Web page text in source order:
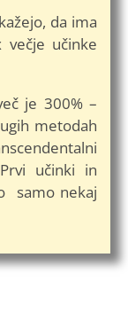
da ima
večje učinke
je 300% –
metodah
učinki in
samo nekaj